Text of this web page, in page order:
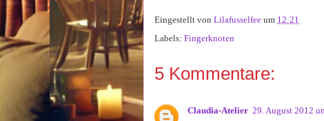
Eingestellt von Lilafusselfee um 12:21
Labels: Fingerknoten
5 Kommentare:
Claudia-Atelier 29. August 2012